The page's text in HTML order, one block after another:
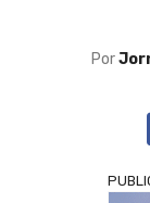
Por